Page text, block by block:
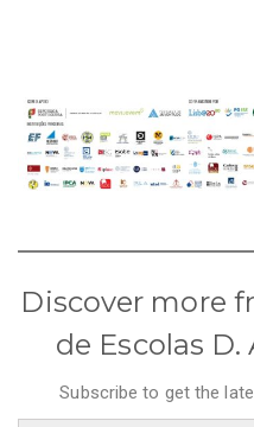
Discover more
de Escolas
Subscribe to get the
Type your email…